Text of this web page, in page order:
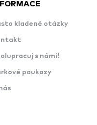
kladené otázky
s námi!
poukazy